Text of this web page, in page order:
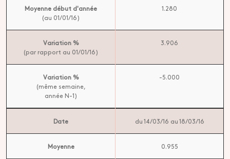
Moyenne début d'année
(au 01/01/16)
1.280
Variation %
(par rapport au 01/01/16)
3.906
Variation %
(même semaine,
année N-1)
-5.000
Date du 14/03/16 au 18/03/16
Moyenne 0.955